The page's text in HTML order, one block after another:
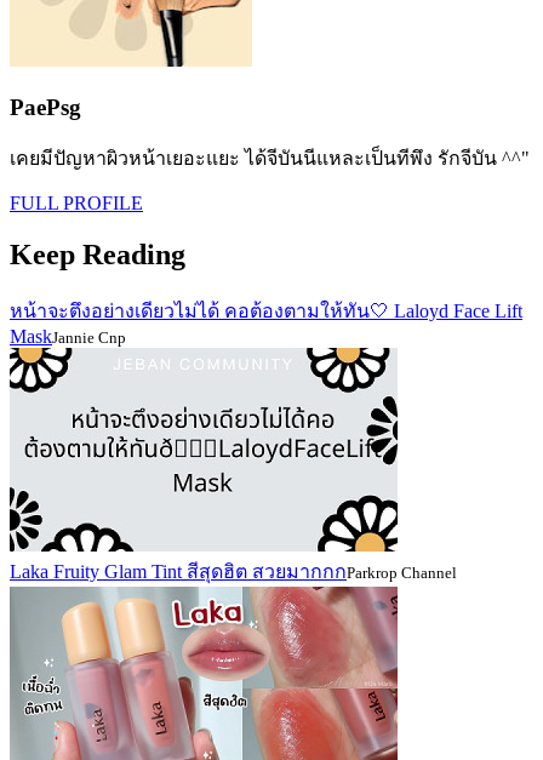
PaePsg
เคยมีปัญหาผิวหน้าเยอะแยะ ได้จีบันนีแหละเป็นทีพึง รักจีบัน ^^"
FULL PROFILE
Keep Reading
หน้าจะตึงอย่างเดียวไม่ได้ คอต้องตามให้ทัน🤍 Laloyd Face Lift
MaskJannie Cnp
Laka Fruity Glam Tint สีสุดฮิต สวยมากกกParkrop Channel